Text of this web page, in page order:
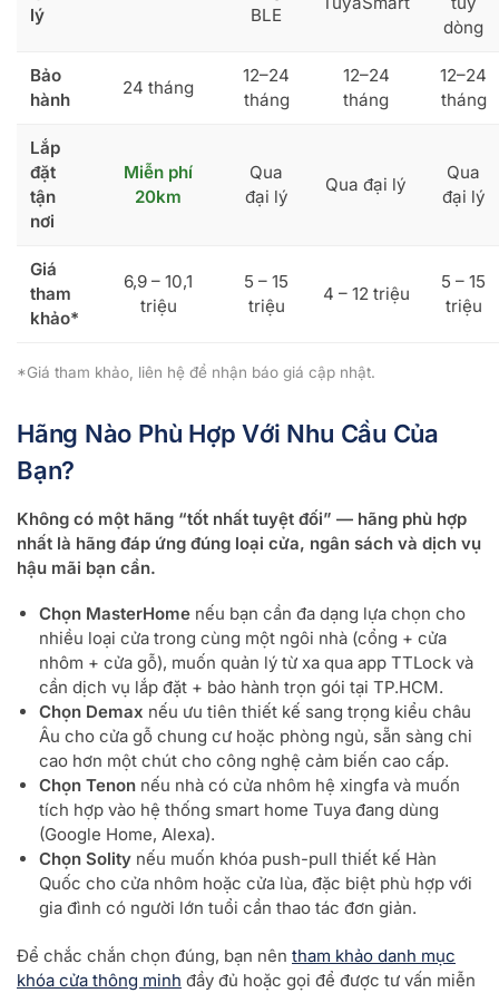
lý
BLE
dòng
Bảo
hành
24 tháng
12–24
tháng
12–24
tháng
12–24
tháng
Lắp
đặt
tận
nơi
Miễn phí
20km
Qua
đại lý
Qua đại lý
Qua
đại lý
Giá
tham
khảo*
6,9 – 10,1
triệu
5 – 15
triệu
4 – 12 triệu
5 – 15
triệu
*Giá tham khảo, liên hệ để nhận báo giá cập nhật.
Hãng Nào Phù Hợp Với Nhu Cầu Của
Bạn?
Không có một hãng “tốt nhất tuyệt đối” — hãng phù hợp
nhất là hãng đáp ứng đúng loại cửa, ngân sách và dịch vụ
hậu mãi bạn cần.
Chọn MasterHome nếu bạn cần đa dạng lựa chọn cho
nhiều loại cửa trong cùng một ngôi nhà (cổng + cửa
nhôm + cửa gỗ), muốn quản lý từ xa qua app TTLock và
cần dịch vụ lắp đặt + bảo hành trọn gói tại TP.HCM.
Chọn Demax nếu ưu tiên thiết kế sang trọng kiểu châu
Âu cho cửa gỗ chung cư hoặc phòng ngủ, sẵn sàng chi
cao hơn một chút cho công nghệ cảm biến cao cấp.
Chọn Tenon nếu nhà có cửa nhôm hệ xingfa và muốn
tích hợp vào hệ thống smart home Tuya đang dùng
(Google Home, Alexa).
Chọn Solity nếu muốn khóa push-pull thiết kế Hàn
Quốc cho cửa nhôm hoặc cửa lùa, đặc biệt phù hợp với
gia đình có người lớn tuổi cần thao tác đơn giản.
Để chắc chắn chọn đúng, bạn nên tham khảo danh mục
khóa cửa thông minh đầy đủ hoặc gọi để được tư vấn miễn